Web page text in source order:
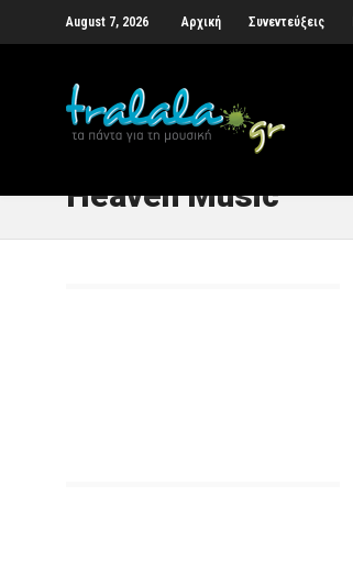
August 7, 2026 Αρχική Συνεντεύξεις
Heaven Music